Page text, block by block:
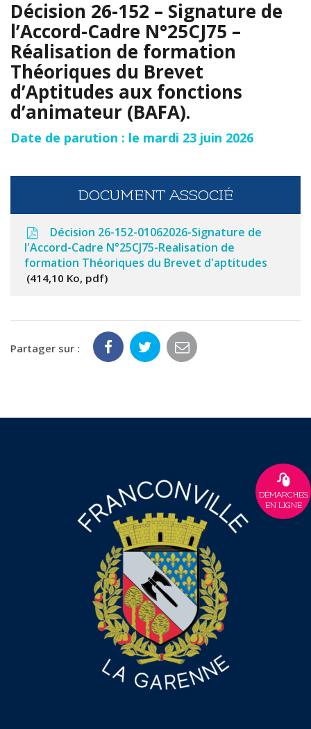
Décision 26-152 – Signature de
l’Accord-Cadre N°25CJ75 –
Réalisation de formation
Théoriques du Brevet
d’Aptitudes aux fonctions
d’animateur (BAFA).
Date de parution : le mardi 23 juin 2026
DOCUMENT ASSOCIÉ
Décision 26-152-01062026-Signature de
l'Accord-Cadre N°25CJ75-Realisation de
formation Théoriques du Brevet d'aptitudes
414,10 Ko, pdf
Partager sur :
DÉMARCHES
EN LIGNE